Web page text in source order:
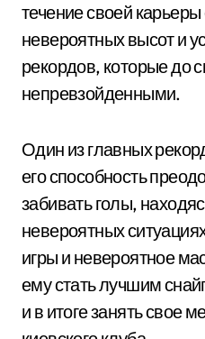
течение своей
невероятных высот и
рекордов, которые до
непревзойденными.
Один из главных
его способность
забивать голы,
невероятных
игры и невероятное
ему стать лучшим
и в итоге занять свое